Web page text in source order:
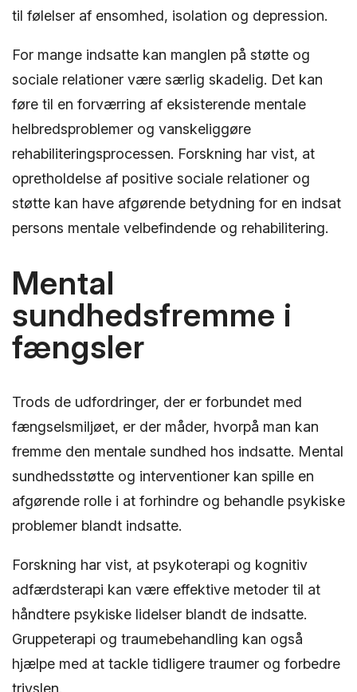
til følelser af ensomhed, isolation og depression.
For mange indsatte kan manglen på støtte og
sociale relationer være særlig skadelig. Det kan
føre til en forværring af eksisterende mentale
helbredsproblemer og vanskeliggøre
rehabiliteringsprocessen. Forskning har vist, at
opretholdelse af positive sociale relationer og
støtte kan have afgørende betydning for en indsat
persons mentale velbefindende og rehabilitering.
Mental
sundhedsfremme i
fængsler
Trods de udfordringer, der er forbundet med
fængselsmiljøet, er der måder, hvorpå man kan
fremme den mentale sundhed hos indsatte. Mental
sundhedsstøtte og interventioner kan spille en
afgørende rolle i at forhindre og behandle psykiske
problemer blandt indsatte.
Forskning har vist, at psykoterapi og kognitiv
adfærdsterapi kan være effektive metoder til at
håndtere psykiske lidelser blandt de indsatte.
Gruppeterapi og traumebehandling kan også
hjælpe med at tackle tidligere traumer og forbedre
trivslen.